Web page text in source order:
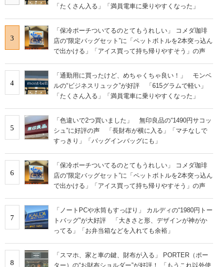
「たくさん入る」「満員電車に乗りやすくなった」
3
「保冷ポーチついてるのとてもうれしい」 コメダ珈琲
店の“限定バッグセット”に「ペットボトルを2本突っ込ん
で出かける」「アイス買って持ち帰りやすそう」の声
4
「通勤用に買ったけど、めちゃくちゃ良い！」 モンベ
ルの“ビジネスリュック”が好評 「615グラムで軽い」
「たくさん入る」「満員電車に乗りやすくなった」
5
「色違いで2つ買いました」 無印良品の“1490円サコッ
シュ”に好評の声 「長財布が横に入る」「マチなしで
すっきり」「バッグインバッグにも」
6
「保冷ポーチついてるのとてもうれしい」 コメダ珈琲
店の“限定バッグセット”に「ペットボトルを2本突っ込ん
で出かける」「アイス買って持ち帰りやすそう」の声
7
「ノートPCや水筒もすっぽり」 カルディの“1980円トー
トバッグ”が大好評 「大きさと形、デザインが神がか
ってる」「お弁当箱などを入れても余裕」
8
「スマホ、家と車の鍵、財布が入る」 PORTER（ポー
ター）の“お財布ショルダー”が好評！ 「もうこれ以外使